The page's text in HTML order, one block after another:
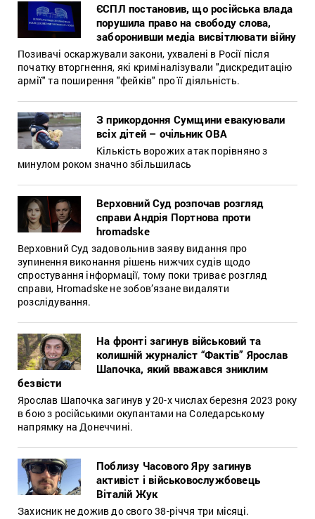
ЄСПЛ постановив, що російська влада
порушила право на свободу слова,
заборонивши медіа висвітлювати війну
Позивачі оскаржували закони, ухвалені в Росії після
початку вторгнення, які криміналізували "дискредитацію
армії" та поширення "фейків" про її діяльність.
З прикордоння Сумщини евакуювали
всіх дітей – очільник ОВА
Кількість ворожих атак порівняно з
минулом роком значно збільшилась
Верховний Суд розпочав розгляд
справи Андрія Портнова проти
hromadske
Верховний Суд задовольнив заяву видання про
зупинення виконання рішень нижчих судів щодо
спростування інформації, тому поки триває розгляд
справи, Hromadske не зобов’язане видаляти
розслідування.
На фронті загинув військовий та
колишній журналіст “Фактів” Ярослав
Шапочка, який вважався зниклим
безвісти
Ярослав Шапочка загинув у 20-х числах березня 2023 року
в бою з російськими окупантами на Соледарському
напрямку на Донеччині.
Поблизу Часового Яру загинув
активіст і військовослужбовець
Віталій Жук
Захисник не дожив до свого 38-річчя три місяці.